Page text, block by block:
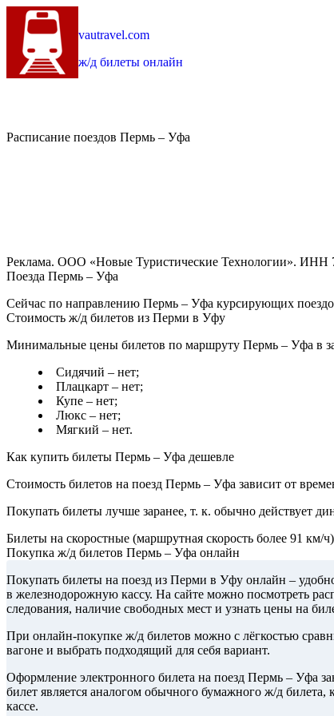
vautravel.com
ж/д билеты онлайн
Расписание поездов Пермь – Уфа
Реклама. ООО «Новые Туристические Технологии». ИНН
Поезда Пермь – Уфа
Сейчас по направлению Пермь – Уфа курсирующих
Стоимость ж/д билетов из Перми в Уфу
Минимальные цены билетов по маршруту Пермь – Уфа в
Сидячий – нет;
Плацкарт – нет;
Купе – нет;
Люкс – нет;
Мягкий – нет.
Как купить билеты Пермь – Уфа дешевле
Стоимость билетов на поезд Пермь – Уфа зависит от
Покупать билеты лучше заранее, т. к. обычно действует
Билеты на скоростные (маршрутная скорость более 91
Покупка ж/д билетов Пермь – Уфа онлайн
Покупать билеты на поезд из Перми в Уфу онлайн –
в железнодорожную кассу. На сайте можно посмотреть
следования, наличие свободных мест и узнать цены на
При онлайн-покупке ж/д билетов можно с лёгкостью
вагоне и выбрать подходящий для себя вариант.
Оформление электронного билета на поезд Пермь – Уфа
билет является аналогом обычного бумажного ж/д
кассе.